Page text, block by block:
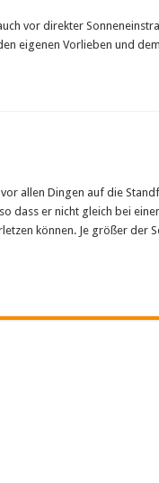
vor direkter
eigenen Vorlieben und
allen Dingen auf die
dass er nicht gleich bei
können. Je größer der